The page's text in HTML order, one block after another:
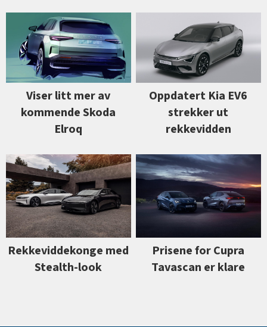
Viser litt mer av
kommende Skoda
Elroq
Oppdatert Kia EV6
strekker ut
rekkevidden
Rekkeviddekonge med
Stealth-look
Prisene for Cupra
Tavascan er klare